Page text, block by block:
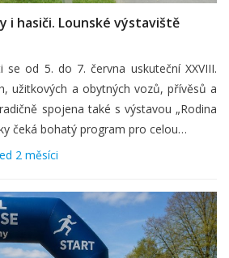
i hasiči. Lounské výstaviště
se od 5. do 7. června uskuteční XXVIII.
užitkových a obytných vozů, přívěsů a
spojena také s výstavou „Rodina
čeká bohatý program pro celou…
2 měsíci